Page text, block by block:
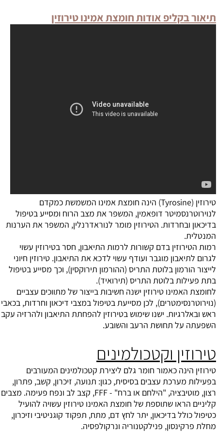
תיאור בקליפ אודות חומצת אמינו טירוזין
טירוזין (Tyrosine) הינה חומצת אמינו המשמשת כמקדם
לנוירוטרנסמיטר דופאמין, המשפר את מצב הרוח ומסייע בטיפול
בדיכאון ובחרדות. הטירוזין מומר לנוראדרנלין, המשפר את הערנות
המנטלית.
רמות הטירוזין בדם קשורות לרמות התיאבון, חסר בטירוזין עשוי
לגרום לתיאבון מוגבר ועודף עשוי לדכא את התיאבון. טירוזין חיוני
לייצור הורמון בלוטת התריס (ההורמון תירוקסין), וכך מסייע בטיפול
בתת פעילות בלוטת התריס (תירואיד).
לחומצת האמינו טירוזין ישנה חשיבות בייצור של מתווכים עצביים
(נוירוטרנסימטרים), לכן מסייעת בטיפול במצבי דיכאון וחרדות, בכאבי
ראש ובאלרגיות. ישנו שימוש בטירוזין להפחתת התיאבון ולהרזיה עקב
השפעתה על תחושת הרעב והשובע.
טירוזין וקטכולמינים
טירוזין הינה כאמור חומר גלם ליצירת קטכולמינים המעורבים
בפעילות מערכת עצבים בסיסית, כגון: תנועה, זיכרון, קשב, פתרון,
רצון, מוטיבציה, "הילחם או ברח" - FFF, קצב לב ונפח פעימה. מצבים
קליניים הראו שתוספת של חומצת האמינו טירוזין עשויה להועיל
כטיפול כולל בדיכאון, יתר לחץ דם, מתח, תפקוד קוגניטיבי וזיכרון,
מחלת פרקינסון, פנילקטנוריה ונרקולפסיה.